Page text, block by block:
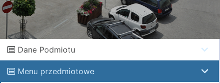
Dane Podmiotu
Menu przedmiotowe